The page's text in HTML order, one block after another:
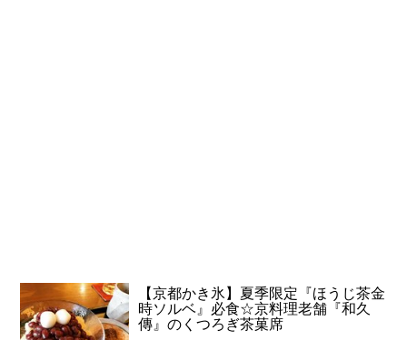
【京都かき氷】夏季限定『ほうじ茶金
時ソルベ』必食☆京料理老舗『和久
傳』のくつろぎ茶菓席